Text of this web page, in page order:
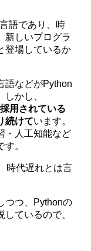
語であり、時
新しいプログラ
登場しているか
語などがPython
かし、
用されている
続けています。
・人工知能など
。
時代遅れとは言
つつ、Pythonの
ているので、